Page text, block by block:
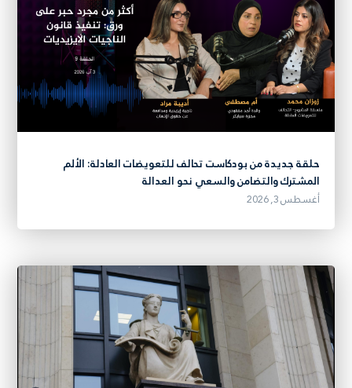
حلقة جديدة من بودكاست تحالف للتعويضات العادلة: الألم
المشترك والتضامن والسعي نحو العدالة
أغسطس 3, 2026